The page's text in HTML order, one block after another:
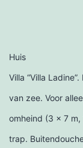
Huis
Villa “Villa
van zee. Voor
omheind (3 x 7
trap.